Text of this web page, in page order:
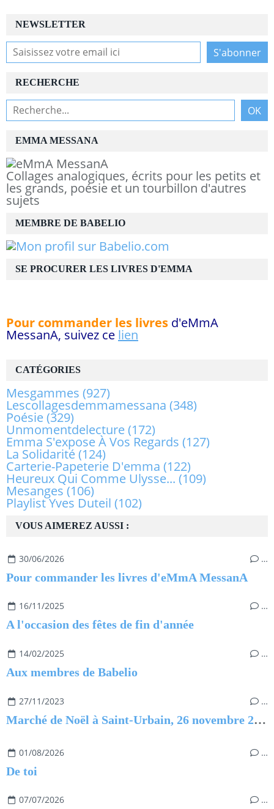
NEWSLETTER
RECHERCHE
EMMA MESSANA
Collages analogiques, écrits pour les petits et
les grands, poésie et un tourbillon d'autres
sujets
VOUS AIMEREZ AUSSI :
30/06/2026 …
Pour commander les livres d'eMmA MessanA
16/11/2025 …
A l'occasion des fêtes de fin d'année
14/02/2025 …
Aux membres de Babelio
27/11/2023 …
Marché de Noël à Saint-Urbain, 26 novembre 2023
01/08/2026 …
De toi
07/07/2026 …
CATÉGORIES
Mesgammes (927)
Lescollagesdemmamessana (348)
Poésie(329)
Unmomentdelecture(172)
Emma S'expose À Vos Regards (127)
La Solidarité(124)
Carterie-Papeterie D'emma (122)
Heureux Qui Comme Ulysse... (109)
Mesanges (106)
Playlist Yves Duteil (102)
MEMBRE DE BABELIO
SE PROCURER LES LIVRES D'EMMA
Pour commander les livres d'eMmA
MessanA, suivez ce lien